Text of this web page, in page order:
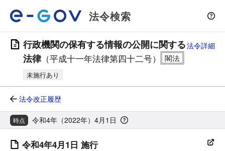
法令検索
行政機関の保有する情報の公開に関する
法律（平成十一年法律第四十二号）
未施行あり
法令詳細
法令改正履歴
時点 令和4年（2022年）4月1日
令和4年4月1日 施行